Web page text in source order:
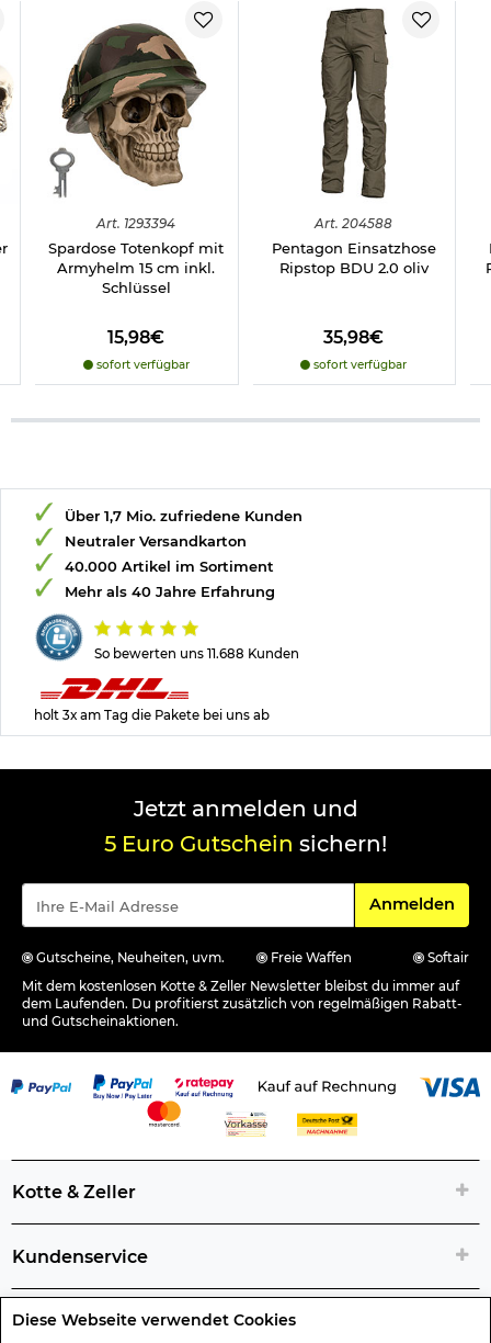
Diese Webseite verwendet Cookies
Art. 1293394
Spardose Totenkopf mit
Armyhelm 15 cm inkl.
Schlüssel
15,98€
sofort verfügbar
Art. 204588
Pentagon Einsatzhose
Ripstop BDU 2.0 oliv
35,98€
sofort verfügbar
So bewerten uns 11.688 Kunden
Über 1,7 Mio. zufriedene Kunden
Neutraler Versandkarton
40.000 Artikel im Sortiment
Mehr als 40 Jahre Erfahrung
holt 3x am Tag die Pakete bei uns ab
Jetzt anmelden und
5 Euro Gutschein sichern!
Für den
Anmelden
Gutscheine, Neuheiten, uvm. Freie Waffen
Softair
Mit dem kostenlosen Kotte & Zeller Newsletter bleibst du immer auf
dem Laufenden. Du profitierst zusätzlich von regelmäßigen Rabatt-
und Gutscheinaktionen.
Kotte & Zeller
Kundenservice
Rechtliche Artikelinfos